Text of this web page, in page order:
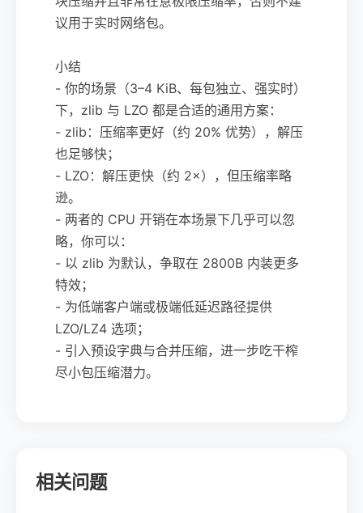
议用于实时网络包。
小结
- 你的场景（3–4 KiB、每包独立、强实时）
下，zlib 与 LZO 都是合适的通用方案：
- zlib：压缩率更好（约 20% 优势），解压
也足够快；
- LZO：解压更快（约 2×），但压缩率略
逊。
- 两者的 CPU 开销在本场景下几乎可以忽
略，你可以：
- 以 zlib 为默认，争取在 2800B 内装更多
特效；
- 为低端客户端或极端低延迟路径提供
LZO/LZ4 选项；
- 引入预设字典与合并压缩，进一步吃干榨
尽小包压缩潜力。
相关问题